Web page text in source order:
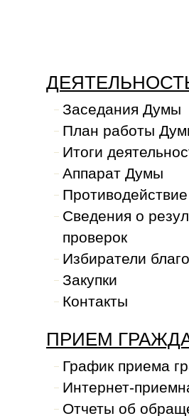
Заседания Думы
План работы
Итоги
Аппарат Думы
Сведения о
проверок
Избиратели
Закупки
Контакты
ПРИЕМ
График приема
Интернет-
Отчеты об